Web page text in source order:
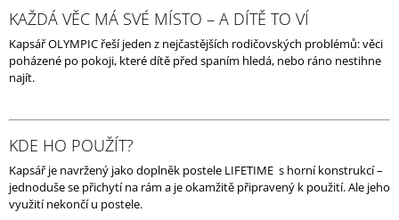
KAŽDÁ VĚC MÁ SVÉ MÍSTO – A DÍTĚ TO VÍ
Kapsář OLYMPIC řeší jeden z nejčastějších rodičovských problémů: věci
poházené po pokoji, které dítě před spaním hledá, nebo ráno nestihne
najít.
KDE HO POUŽÍT?
Kapsář je navržený jako doplněk postele LIFETIME s horní konstrukcí –
jednoduše se přichytí na rám a je okamžitě připravený k použití. Ale jeho
využití nekončí u postele.
M
E